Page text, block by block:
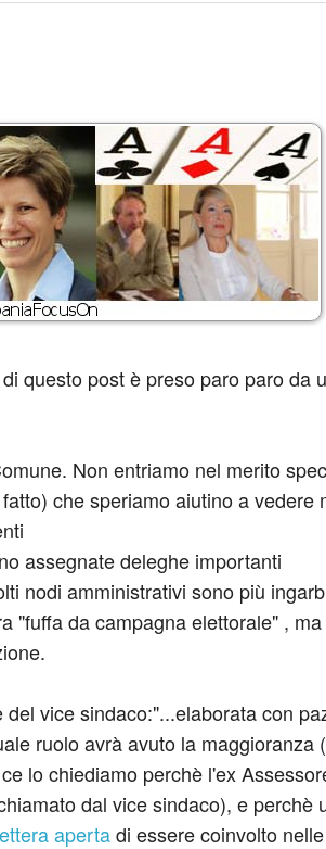
questo post è preso paro paro da
Non entriamo nel merito
che speriamo aiutino a vedere
assegnate deleghe importanti
nodi amministrativi sono più
"fuffa da campagna elettorale" ,
vice sindaco:"...elaborata con
ruolo avrà avuto la maggioranza
lo chiediamo perchè l'ex
dal vice sindaco), e perchè
apertadi essere coinvolto